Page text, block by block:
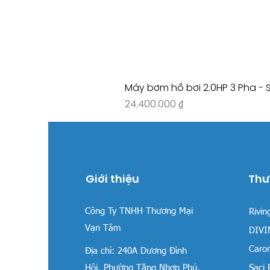
Máy bơm hồ bơi 2.0HP 3 Pha -
Giá
24.400.000 ₫
Giới thiệu
Công Ty TNHH Thương Mại
Vạn Tâm
Địa chỉ:240A Dương Đình
Hội, Phường Tăng Nhơn Phú,
Saci